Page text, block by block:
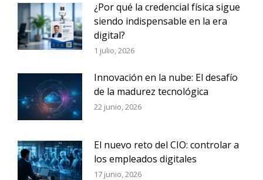
¿Por qué la credencial física sigue
siendo indispensable en la era
digital?
1 julio, 2026
Innovación en la nube: El desafío
de la madurez tecnológica
22 junio, 2026
El nuevo reto del CIO: controlar a
los empleados digitales
17 junio, 2026